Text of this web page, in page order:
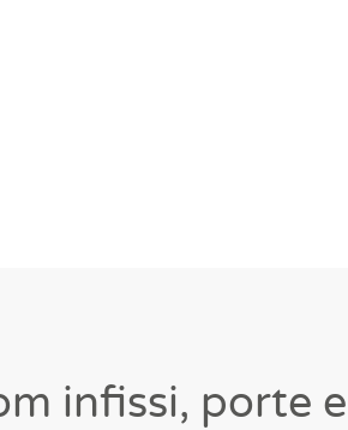
infissi, porte e